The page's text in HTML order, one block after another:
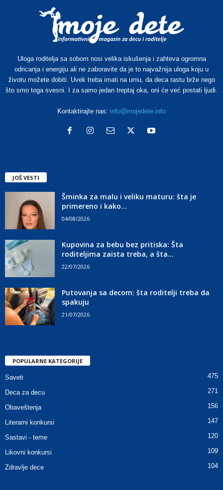
Uloga roditelja sa sobom nosi velika iskušenja i zahteva ogromna
odricanja i energiju ali ne zaboravite da je to najvažnija uloga koju u
životu možete dobiti. Uvek treba imati na umu, da deca rastu brže nego
što smo toga svesni. I za samo jedan treptaj oka, oni će već postati ljudi.
Kontaktirajte nas: info@mojedete.info
JOŠ VESTI
Šminka za malu i veliku maturu: šta je
primereno i kako...
04/08/2026
Kupovina za bebu bez pritiska: Šta
roditeljima zaista treba, a šta...
22/07/2026
Putovanja sa decom: šta roditelji treba da
spakuju
21/07/2026
POPULARNE KATEGORIJE
Saveti 475
Deca za decu 271
Obaveštenja 156
Literarni konkursi 147
Sastavi - teme 120
Likovni konkursi 109
Zdravlje dece 104